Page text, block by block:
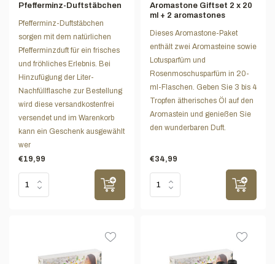
Pfefferminz-Duftstäbchen
Pfefferminz-Duftstäbchen
sorgen mit dem natürlichen
Pfefferminzduft für ein frisches
und fröhliches Erlebnis. Bei
Hinzufügung der Liter-
Nachfüllflasche zur Bestellung
wird diese versandkostenfrei
versendet und im Warenkorb
kann ein Geschenk ausgewählt
wer
€19,99
Aromastone Giftset 2 x 20
ml + 2 aromastones
Dieses Aromastone-Paket
enthält zwei Aromasteine sowie
Lotusparfüm und
Rosenmoschusparfüm in 20-
ml-Flaschen. Geben Sie 3 bis 4
Tropfen ätherisches Öl auf den
Aromastein und genießen Sie
den wunderbaren Duft.
€34,99